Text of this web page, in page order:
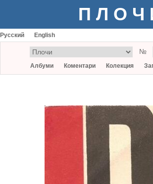
Русский English
№
Албуми Коментари Колекция